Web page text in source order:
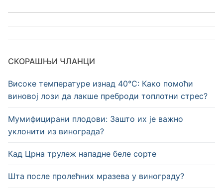
СКОРАШЊИ ЧЛАНЦИ
Високе температуре изнад 40°C: Како помоћи
виновој лози да лакше преброди топлотни стрес?
Мумифицирани плодови: Зашто их је важно
уклонити из винограда?
Кад Црна трулеж нападне беле сорте
Шта после пролећних мразева у винограду?